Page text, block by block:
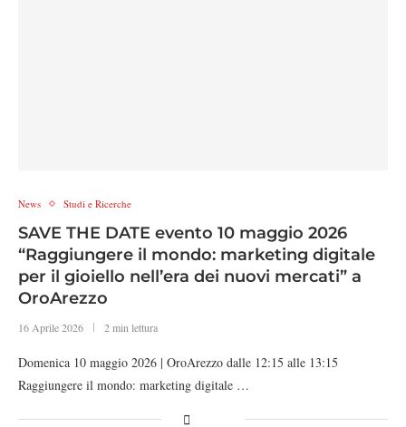
News Studi e Ricerche
SAVE THE DATE evento 10 maggio 2026
“Raggiungere il mondo: marketing digitale
per il gioiello nell’era dei nuovi mercati” a
OroArezzo
16 Aprile 2026 2 min lettura
Domenica 10 maggio 2026 | OroArezzo dalle 12:15 alle 13:15
Raggiungere il mondo: marketing digitale …